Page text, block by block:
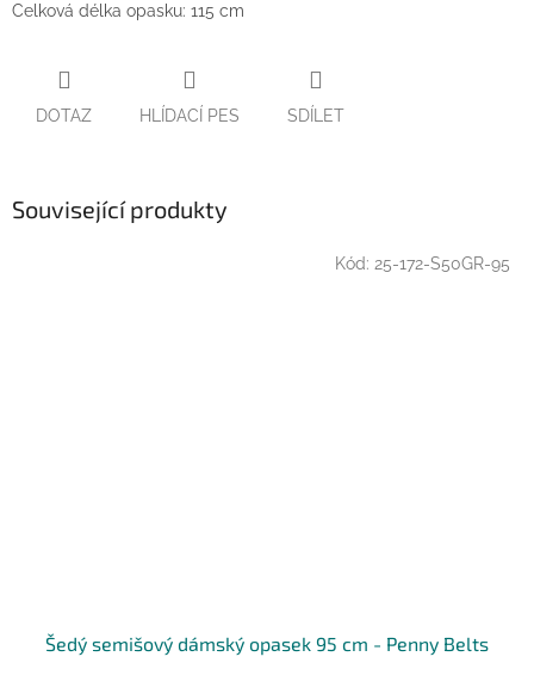
Celková délka opasku: 115 cm
DOTAZ HLÍDACÍ PES SDÍLET
Související produkty
Šedý semišový dámský opasek 95 cm - Penny Belts
Kód: 25-172-S50GR-95